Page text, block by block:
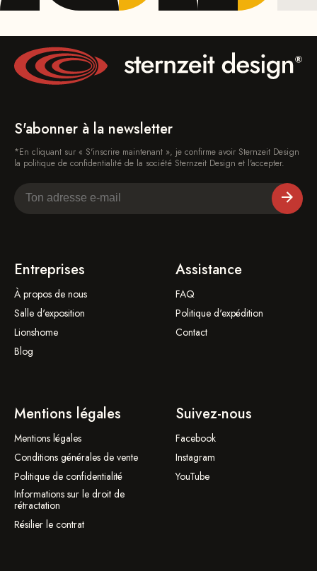
S'abonner à la newsletter
*En cliquant sur « S'inscrire maintenant », je confirme avoir Sternzeit Design
la politique de confidentialité de la société Sternzeit Design et l'accepter.
Entreprises
À propos de nous
Salle d'exposition
Lionshome
Blog
Assistance
FAQ
Politique d'expédition
Contact
Mentions légales
Mentions légales
Conditions générales de vente
Politique de confidentialité
Informations sur le droit de
rétractation
Résilier le contrat
Suivez-nous
Facebook
Instagram
YouTube